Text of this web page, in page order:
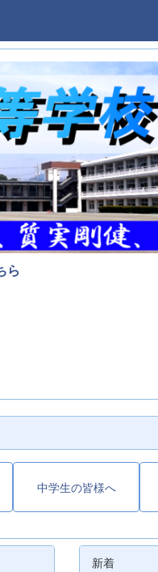
ら
中学生の皆様へ
新着